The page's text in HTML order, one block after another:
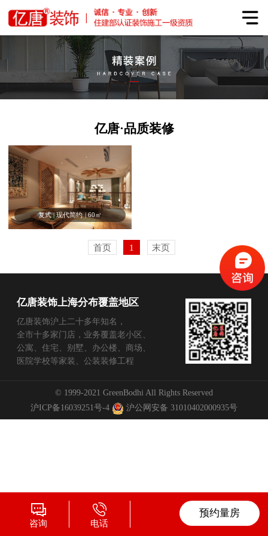
亿唐·品质装修
复式 | 现代简约 | 60㎡
首页 1 末页
亿唐装饰上海分布覆盖地区
亿唐装饰沪上二十多年知名，
全市十多家门店，业务覆盖老小区、
公寓、住宅、别墅、办公楼、商场、
医院学校等家装、公装装修工程
© 1999-2021 GreenBodhi All Rights Reserved
沪ICP备16039251号-4
沪公网安备 31010402000935号
咨询 电话
预约量房